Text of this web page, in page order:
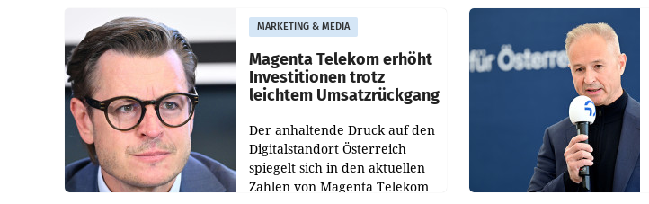
PR-Agentur an der Seite von
Josef Kalina und Anna Kalina-
Mahr.
MARKETING & MEDIA
Magenta Telekom erhöht
Investitionen trotz
leichtem Umsatzrückgang
Der anhaltende Druck auf den
Digitalstandort Österreich
spiegelt sich in den aktuellen
Zahlen von Magenta Telekom